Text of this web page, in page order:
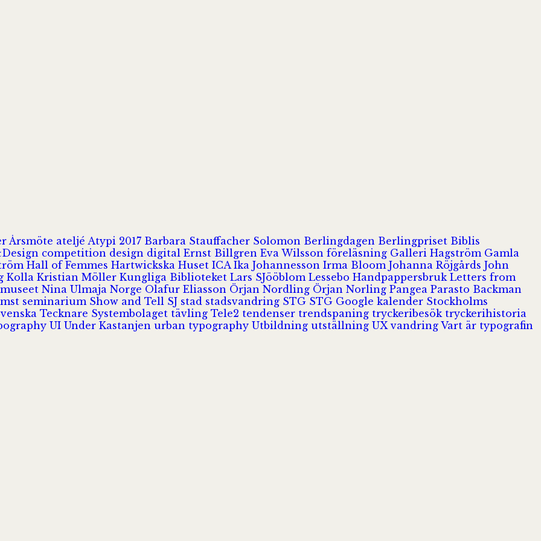
Årsmöte ateljé Atypi 2017 Barbara Stauffacher Solomon Berlingdagen Berlingpriset Biblis
competition design digital Ernst Billgren Eva Wilsson föreläsning Galleri Hagström Gamla
Hall of Femmes Hartwickska Huset ICA Ika Johannesson Irma Bloom Johanna Röjgårds John
Kolla Kristian Möller Kungliga Biblioteket Lars SJööblom Lessebo Handpappersbruk Letters from
Nina Ulmaja Norge Olafur Eliasson Örjan Nordling Örjan Norling Pangea Parasto Backman
seminarium Show and Tell SJ stad stadsvandring STG STG Google kalender Stockholms
Tecknare Systembolaget tävling Tele2 tendenser trendspaning tryckeribesök tryckerihistoria
UI Under Kastanjen urban typography Utbildning utställning UXvandring Vart är typografin